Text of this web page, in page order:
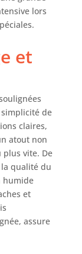
kg
Le
à
lire,
est
salles
lors
et
de
claires,
atout non
plus vite. De
la qualité du
humide
et
assure